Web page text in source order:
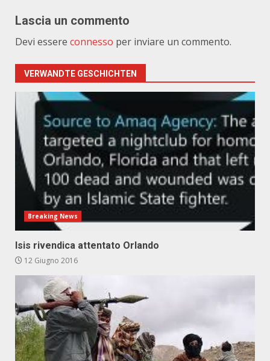
Lascia un commento
Devi essere connesso per inviare un commento.
VERWANDTE GESCHICHTEN
Breaking News
Isis rivendica attentato Orlando
12 Giugno 2016